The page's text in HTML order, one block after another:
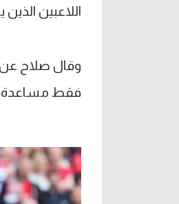
اللاعبين
وقال صلاح عن
فقط مساعدة